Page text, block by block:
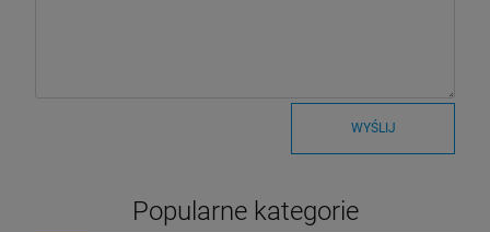
WYŚLIJ
Popularne kategorie